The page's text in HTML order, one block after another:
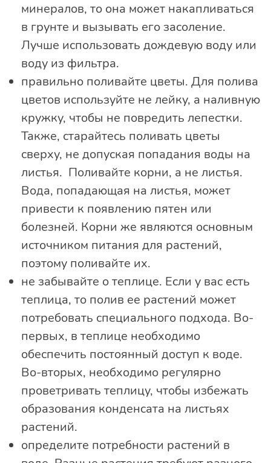
минералов, то она может накапливаться
в грунте и вызывать его засоление.
Лучше использовать дождевую воду или
воду из фильтра.
правильно поливайте цветы. Для полива
цветов используйте не лейку, а наливную
кружку, чтобы не повредить лепестки.
Также, старайтесь поливать цветы
сверху, не допуская попадания воды на
листья. Поливайте корни, а не листья.
Вода, попадающая на листья, может
привести к появлению пятен или
болезней. Корни же являются основным
источником питания для растений,
поэтому поливайте их.
не забывайте о теплице. Если у вас есть
теплица, то полив ее растений может
потребовать специального подхода. Во-
первых, в теплице необходимо
обеспечить постоянный доступ к воде.
Во-вторых, необходимо регулярно
проветривать теплицу, чтобы избежать
образования конденсата на листьях
растений.
определите потребности растений в